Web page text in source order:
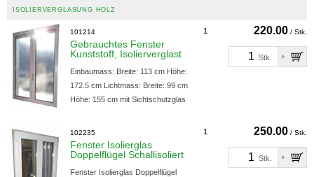
ISOLIERVERGLASUNG HOLZ
1
101214
Gebrauchtes Fenster
Kunststoff, Isolierverglast
Einbaumass: Breite: 113 cm Höhe:
172.5 cm Lichtmass: Breite: 99 cm
Höhe: 155 cm mit Sichtschutzglas
220.00 / Stk.
Stk.
1
102235
Fenster Isolierglas
Doppelflügel Schallisoliert
Fenster Isolierglas Doppelflügel
250.00 / Stk.
Stk.